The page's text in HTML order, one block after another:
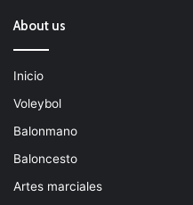
About us
Inicio
Voleybol
Balonmano
Baloncesto
Artes marciales